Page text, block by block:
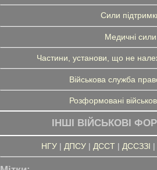
Сили
Медичні сили
Частини, установи, що не
Військова служба
Розформовані
ІНШІ ВІЙСЬКОВІ
НГУ| ДПСУ| ДССТ| ДССЗЗІ |